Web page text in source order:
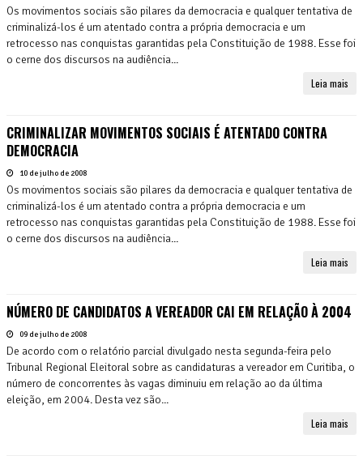
Os movimentos sociais são pilares da democracia e qualquer tentativa de
criminalizá-los é um atentado contra a própria democracia e um
retrocesso nas conquistas garantidas pela Constituição de 1988. Esse foi
o cerne dos discursos na audiência...
Leia mais
CRIMINALIZAR MOVIMENTOS SOCIAIS É ATENTADO CONTRA
DEMOCRACIA
10 de julho de 2008
Os movimentos sociais são pilares da democracia e qualquer tentativa de
criminalizá-los é um atentado contra a própria democracia e um
retrocesso nas conquistas garantidas pela Constituição de 1988. Esse foi
o cerne dos discursos na audiência...
Leia mais
NÚMERO DE CANDIDATOS A VEREADOR CAI EM RELAÇÃO À 2004
09 de julho de 2008
De acordo com o relatório parcial divulgado nesta segunda-feira pelo
Tribunal Regional Eleitoral sobre as candidaturas a vereador em Curitiba, o
número de concorrentes às vagas diminuiu em relação ao da última
eleição, em 2004. Desta vez são...
Leia mais